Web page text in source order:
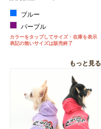
ブルー
パープル
カラーをタップしてサイズ・在庫を表示
表記の無いサイズは販売終了
もっと見る